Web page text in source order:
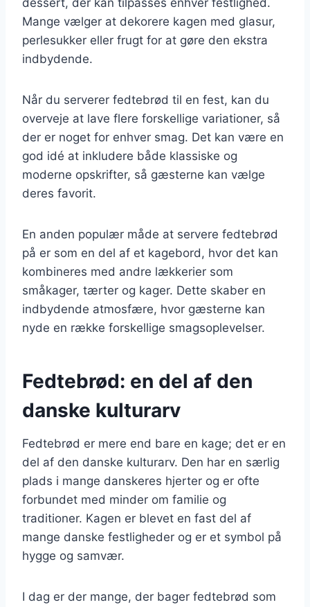
Mange vælger at dekorere kagen med glasur,
perlesukker eller frugt for at gøre den ekstra
indbydende.
Når du serverer fedtebrød til en fest, kan du
overveje at lave flere forskellige variationer, så
der er noget for enhver smag. Det kan være en
god idé at inkludere både klassiske og
moderne opskrifter, så gæsterne kan vælge
deres favorit.
En anden populær måde at servere fedtebrød
på er som en del af et kagebord, hvor det kan
kombineres med andre lækkerier som
småkager, tærter og kager. Dette skaber en
indbydende atmosfære, hvor gæsterne kan
nyde en række forskellige smagsoplevelser.
Fedtebrød: en del af den
danske kulturarv
Fedtebrød er mere end bare en kage; det er en
del af den danske kulturarv. Den har en særlig
plads i mange danskeres hjerter og er ofte
forbundet med minder om familie og
traditioner. Kagen er blevet en fast del af
mange danske festligheder og er et symbol på
hygge og samvær.
I dag er der mange, der bager fedtebrød som